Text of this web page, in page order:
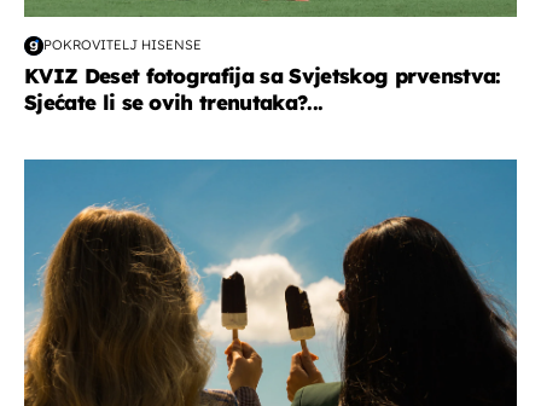
POKROVITELJ HISENSE
KVIZ Deset fotografija sa Svjetskog prvenstva:
Sjećate li se ovih trenutaka?...